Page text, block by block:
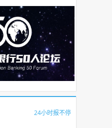
24小时报不停